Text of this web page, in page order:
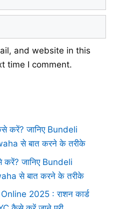
and website in this
time I comment.
करें? जानिए Bundeli
से बात करने के तरीके
करें? जानिए Bundeli
से बात करने के तरीके
2025 : राशन कार्ड